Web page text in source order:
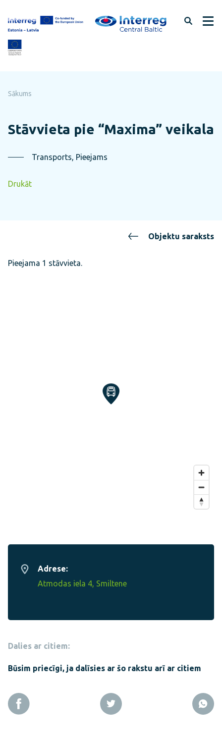
uz
lapas
saturu
Sākums
Stāvvieta pie “Maxima” veikala
Transports, Pieejams
Drukāt
Objektu saraksts
Adrese:
Atmodas iela 4, Smiltene
Dalies ar citiem:
Būsim priecīgi, ja dalīsies ar šo rakstu arī ar citiem
Pieejama 1 stāvvieta.